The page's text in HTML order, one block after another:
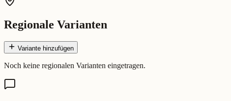
Regionale Varianten
Variante hinzufügen
Noch keine regionalen Varianten eingetragen.